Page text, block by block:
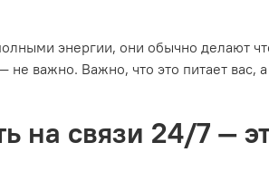
энергии, они обычно делают
важно. Важно, что это питает вас,
на связи 24/7 —